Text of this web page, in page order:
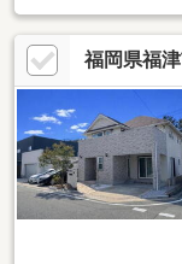
日常の買い物にも困
り、子育て世代にと
年新設予定の小学校
を感じられる閑静な
り、バーベキュー
がら、生活に必要な
環境と言えます。
福岡県福